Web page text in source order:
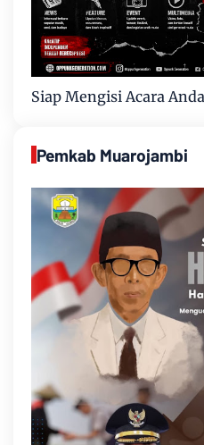
Siap Mengisi Acara Anda
Pemkab Muarojambi